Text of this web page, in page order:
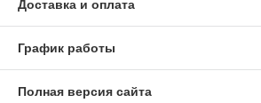
Доставка и оплата
График работы
Полная версия сайта